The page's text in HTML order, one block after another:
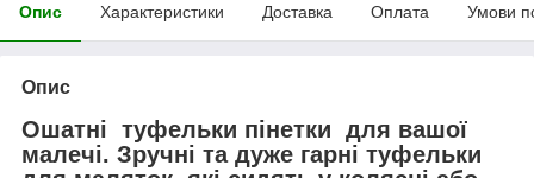
Опис Характеристики Доставка Оплата Умови
Опис
Ошатні туфельки пінетки для вашої
малечі. Зручні та дуже гарні туфельки